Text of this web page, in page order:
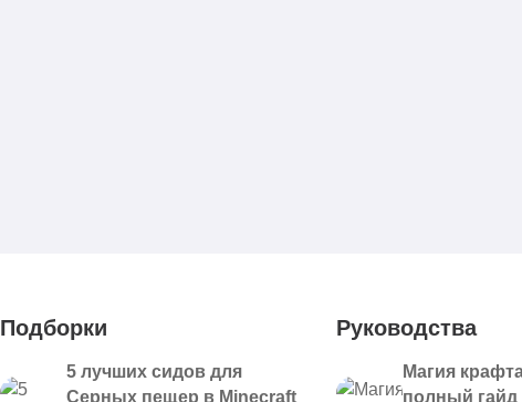
Подборки
5 лучших сидов для
Серных пещер в Minecraft
Руководства
Магия
полный